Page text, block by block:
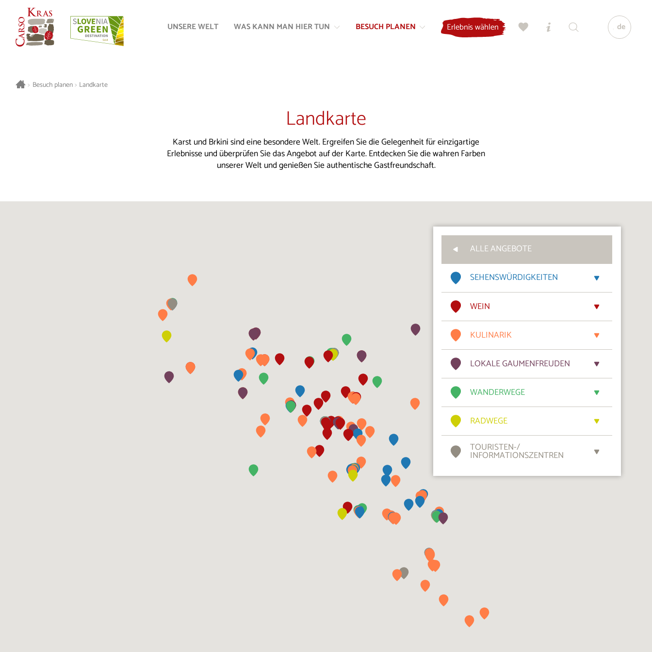
Inhalt
Navigation
UNSERE WELT WAS KANN MAN HIER TUN BESUCH PLANEN Erlebnis wählen de
> Besuch planen > Landkarte
Landkarte
Karst und Brkini sind eine besondere Welt. Ergreifen Sie die Gelegenheit für einzigartige
Erlebnisse und überprüfen Sie das Angebot auf der Karte. Entdecken Sie die wahren Farben
unserer Welt und genießen Sie authentische Gastfreundschaft.
ALLE ANGEBOTE
SEHENSWÜRDIGKEITEN
WEIN
KULINARIK
LOKALE GAUMENFREUDEN
WANDERWEGE
RADWEGE
TOURISTEN-/
INFORMATIONSZENTREN